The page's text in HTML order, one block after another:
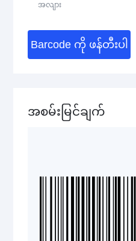
HIBC MicroPDF417
HIBC QR Code
အလျား
Barcode ကို ဖန်တီးပါ
အစမ်းမြင်ချက်